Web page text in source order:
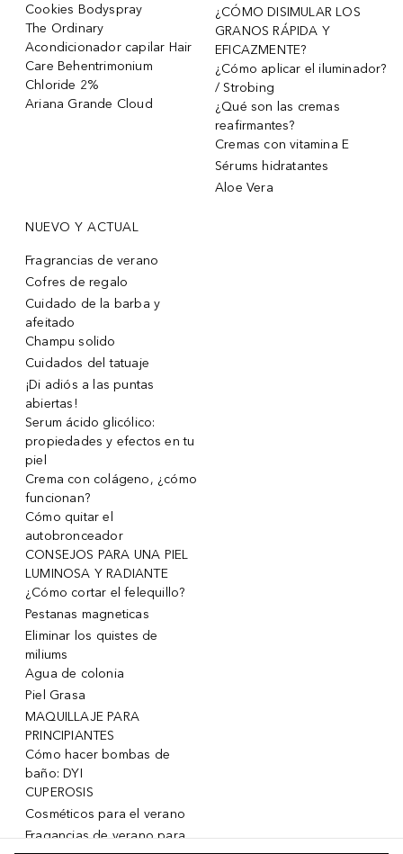
Cookies Bodyspray
The Ordinary
Acondicionador capilar Hair
Care Behentrimonium
Chloride 2%
Ariana Grande Cloud
¿CÓMO DISIMULAR LOS
GRANOS RÁPIDA Y
EFICAZMENTE?
¿Cómo aplicar el iluminador?
/ Strobing
¿Qué son las cremas
reafirmantes?
Cremas con vitamina E
Sérums hidratantes
Aloe Vera
NUEVO Y ACTUAL
Fragrancias de verano
Cofres de regalo
Cuidado de la barba y
afeitado
Champu solido
Cuidados del tatuaje
¡Di adiós a las puntas
abiertas!
Serum ácido glicólico:
propiedades y efectos en tu
piel
Crema con colágeno, ¿cómo
funcionan?
Cómo quitar el
autobronceador
CONSEJOS PARA UNA PIEL
LUMINOSA Y RADIANTE
¿Cómo cortar el felequillo?
Pestanas magneticas
Eliminar los quistes de
miliums
Agua de colonia
Piel Grasa
MAQUILLAJE PARA
PRINCIPIANTES
Cómo hacer bombas de
baño: DYI
CUPEROSIS
Cosméticos para el verano
Fragancias de verano para